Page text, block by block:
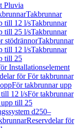
Pluvia
Takbrunnar
till 12 l/sTakbrunnar
till 25 l/sTakbrunnar
stödrännorTakbrunnar
till 12 l/sTakbrunnar
till 25
Installationselement
för För takbrunnar
För takbrunnar upp
till 12 l/sFör takbrunnar
upp till 25
d250–
Reservdelar för